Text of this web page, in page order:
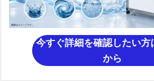
今すぐ詳細を確認したい方
から